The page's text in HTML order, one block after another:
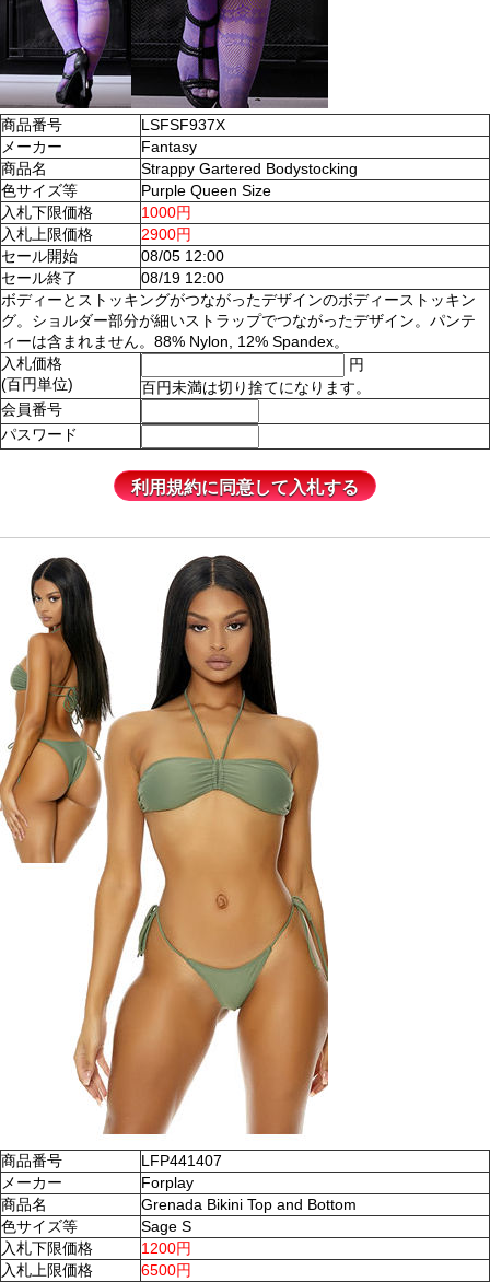
商品番号
LSFSF937X
メーカー
Fantasy
商品名
Strappy Gartered Bodystocking
色サイズ等
Purple Queen Size
入札下限価格
1000円
入札上限価格
2900円
セール開始
08/05 12:00
セール終了
08/19 12:00
ボディーとストッキングがつながったデザインのボディーストッキン
グ。ショルダー部分が細いストラップでつながったデザイン。パンテ
ィーは含まれません。88% Nylon, 12% Spandex。
入札価格
(百円単位)
円
百円未満は切り捨てになります。
会員番号
パスワード
商品番号
LFP441407
メーカー
Forplay
商品名
Grenada Bikini Top and Bottom
色サイズ等
Sage S
入札下限価格
1200円
入札上限価格
6500円